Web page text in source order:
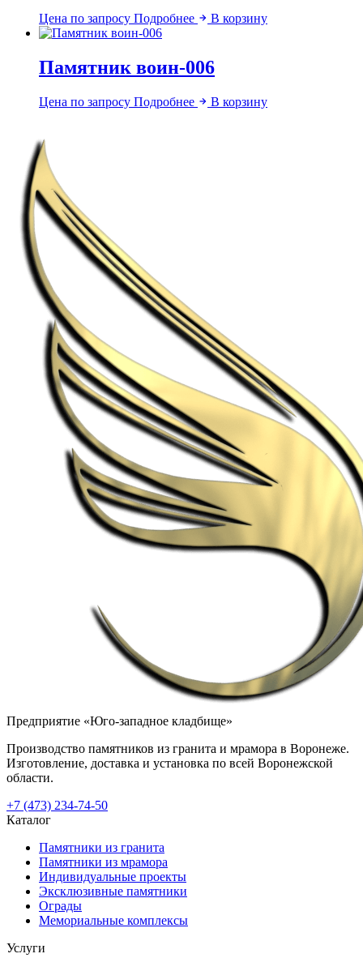
Цена по запросу Подробнее В корзину
Памятник воин-006
Цена по запросу Подробнее В корзину
Предприятие «Юго-западное кладбище»
Производство памятников из гранита и мрамора в Воронеже.
Изготовление, доставка и установка по всей Воронежской
области.
+7 (473) 234-74-50
Каталог
Памятники из гранита
Памятники из мрамора
Индивидуальные проекты
Эксклюзивные памятники
Ограды
Мемориальные комплексы
Услуги